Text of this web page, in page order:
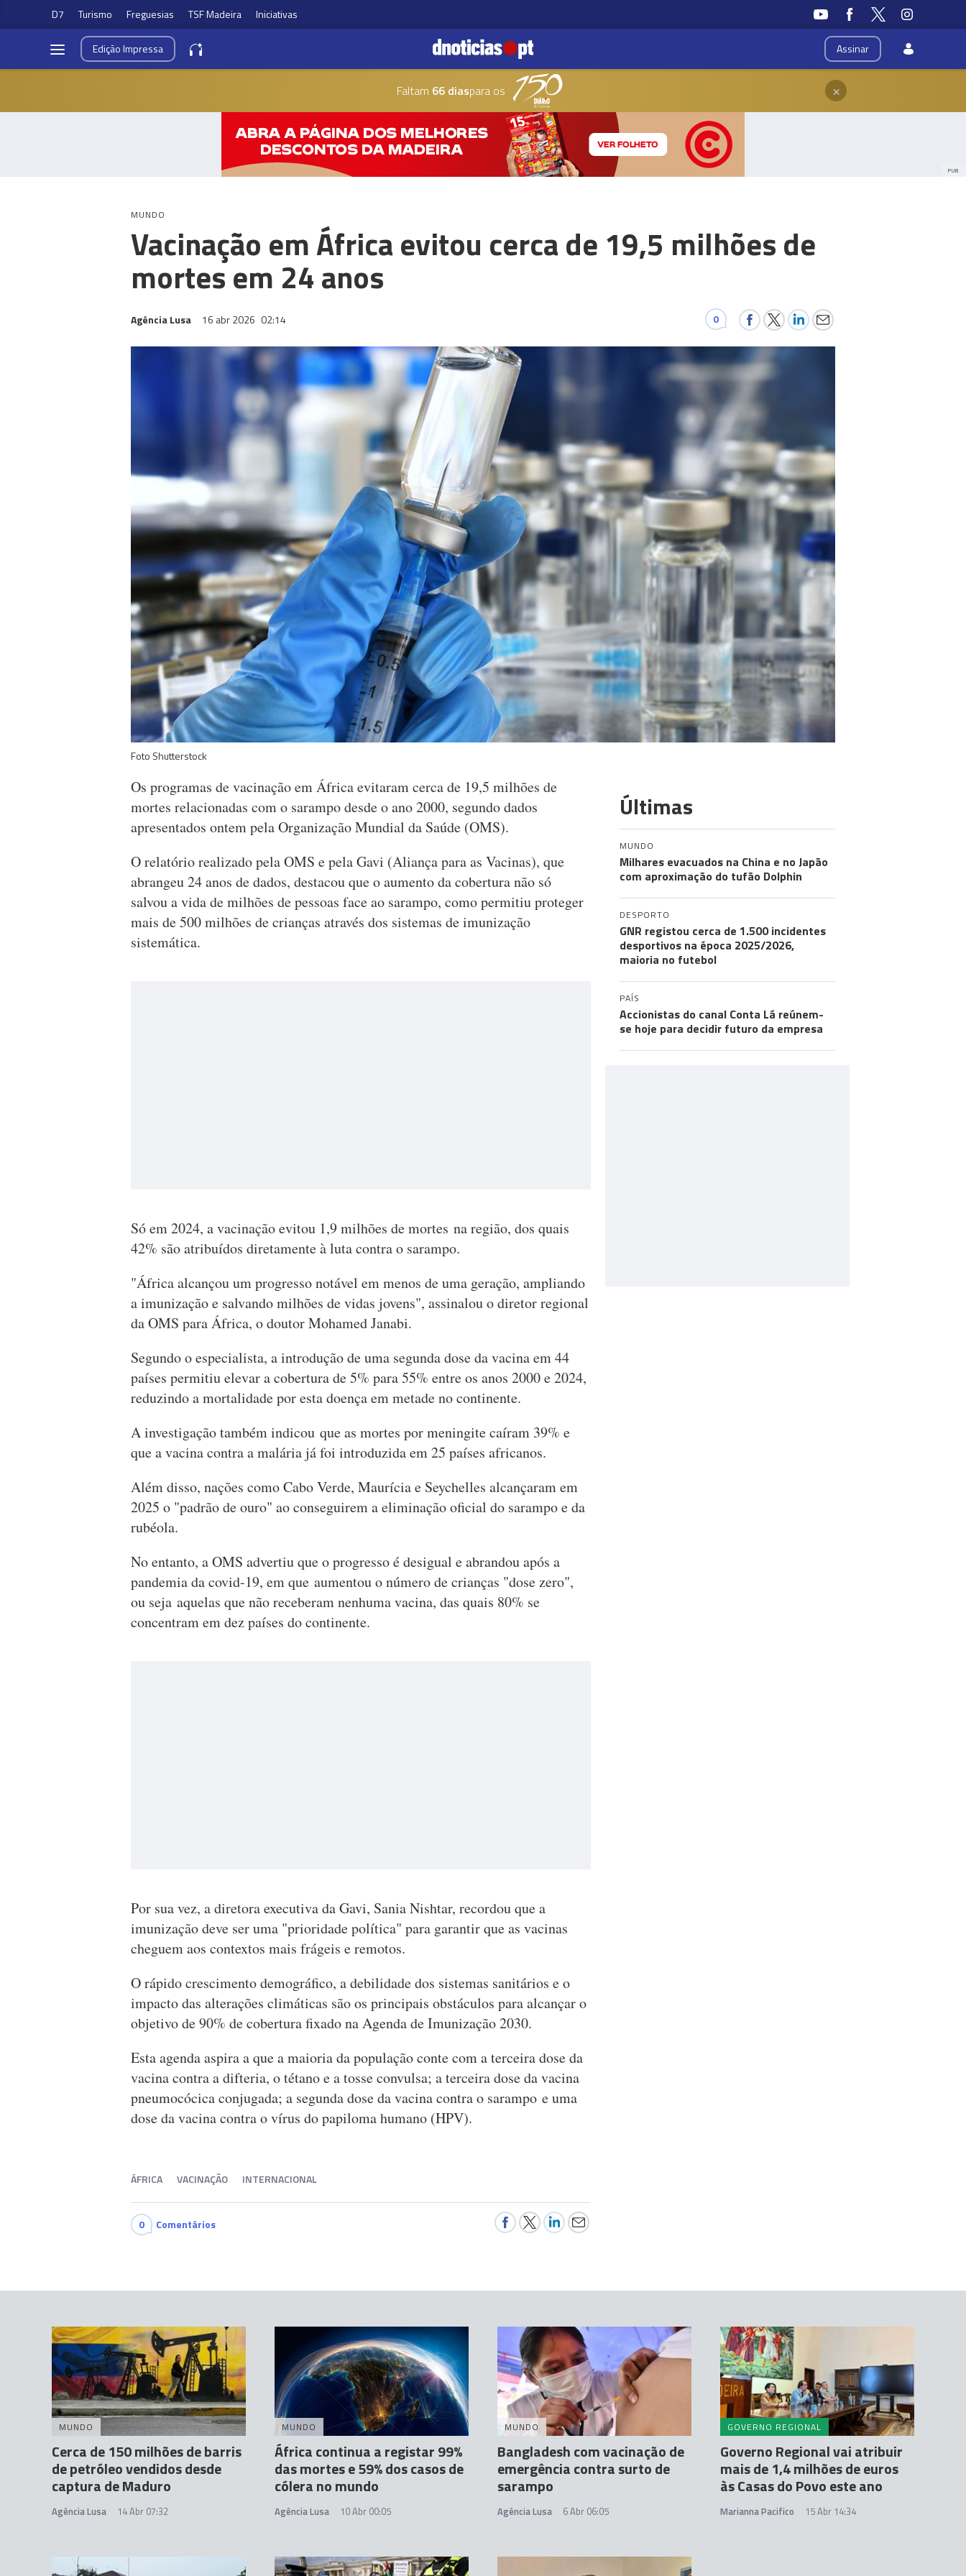
D7 Turismo Freguesias TSF Madeira Iniciativas
Assinar
EdiçãoImpressa
Faltam 66 diaspara os ×
PUB
MUNDO
Vacinação em África evitou cerca de 19,5 milhões de
mortes em 24 anos
Agência Lusa 16 abr 2026 02:14 0
Foto Shutterstock
Os programas de vacinação em África evitaram cerca de 19,5 milhões de
mortes relacionadas com o sarampo desde o ano 2000, segundo dados
apresentados ontem pela Organização Mundial da Saúde (OMS).
O relatório realizado pela OMS e pela Gavi (Aliança para as Vacinas), que
abrangeu 24 anos de dados, destacou que o aumento da cobertura não só
salvou a vida de milhões de pessoas face ao sarampo, como permitiu proteger
mais de 500 milhões de crianças através dos sistemas de imunização
sistemática.
Só em 2024, a vacinação evitou 1,9 milhões de mortes na região, dos quais
42% são atribuídos diretamente à luta contra o sarampo.
"África alcançou um progresso notável em menos de uma geração, ampliando
a imunização e salvando milhões de vidas jovens", assinalou o diretor regional
da OMS para África, o doutor Mohamed Janabi.
Segundo o especialista, a introdução de uma segunda dose da vacina em 44
países permitiu elevar a cobertura de 5% para 55% entre os anos 2000 e 2024,
reduzindo a mortalidade por esta doença em metade no continente.
A investigação também indicou que as mortes por meningite caíram 39% e
que a vacina contra a malária já foi introduzida em 25 países africanos.
Além disso, nações como Cabo Verde, Maurícia e Seychelles alcançaram em
2025 o "padrão de ouro" ao conseguirem a eliminação oficial do sarampo e da
rubéola.
No entanto, a OMS advertiu que o progresso é desigual e abrandou após a
pandemia da covid-19, em que aumentou o número de crianças "dose zero",
ou seja aquelas que não receberam nenhuma vacina, das quais 80% se
concentram em dez países do continente.
Por sua vez, a diretora executiva da Gavi, Sania Nishtar, recordou que a
imunização deve ser uma "prioridade política" para garantir que as vacinas
cheguem aos contextos mais frágeis e remotos.
O rápido crescimento demográfico, a debilidade dos sistemas sanitários e o
impacto das alterações climáticas são os principais obstáculos para alcançar o
objetivo de 90% de cobertura fixado na Agenda de Imunização 2030.
Esta agenda aspira a que a maioria da população conte com a terceira dose da
vacina contra a difteria, o tétano e a tosse convulsa; a terceira dose da vacina
pneumocócica conjugada; a segunda dose da vacina contra o sarampo e uma
dose da vacina contra o vírus do papiloma humano (HPV).
ÁFRICA VACINAÇÃO INTERNACIONAL
0 Comentários
Últimas
MUNDO
Milhares evacuados na China e no Japão
com aproximação do tufão Dolphin
DESPORTO
GNR registou cerca de 1.500 incidentes
desportivos na época 2025/2026,
maioria no futebol
PAÍS
Accionistas do canal Conta Lá reúnem-
se hoje para decidir futuro da empresa
MUNDO
Cerca de 150 milhões de barris
de petróleo vendidos desde
captura de Maduro
Agência Lusa 14 Abr 07:32
MUNDO
África continua a registar 99%
das mortes e 59% dos casos de
cólera no mundo
Agência Lusa 10 Abr 00:05
MUNDO
Bangladesh com vacinação de
emergência contra surto de
sarampo
Agência Lusa 6 Abr 06:05
GOVERNO REGIONAL
Governo Regional vai atribuir
mais de 1,4 milhões de euros
às Casas do Povo este ano
Marianna Pacifico 15 Abr 14:34